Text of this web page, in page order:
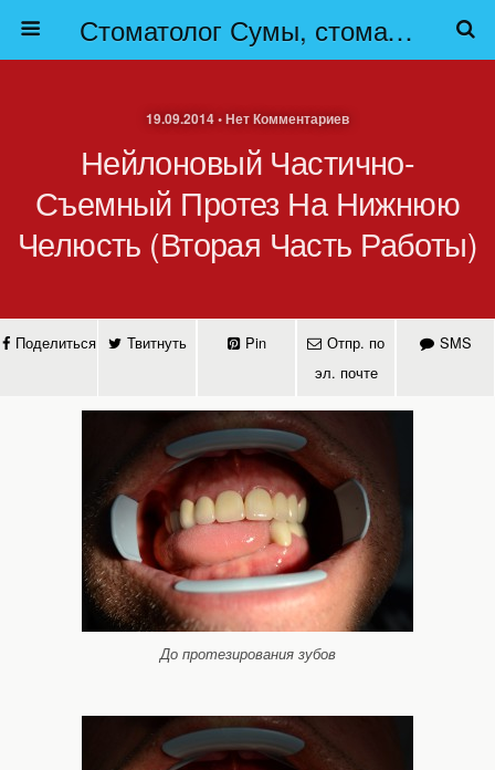
Стоматолог Сумы, стоматологические клиники Сумы, детская стоматология в Сумах. | Частная стоматология Сумы
19.09.2014 • Нет Комментариев
Нейлоновый Частично-
Съемный Протез На Нижнюю
Челюсть (вторая Часть Работы)
Поделиться Твитнуть Pin
Отпр. по
эл. почте
SMS
До протезирования зубов